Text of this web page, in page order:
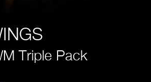
Triple Pack